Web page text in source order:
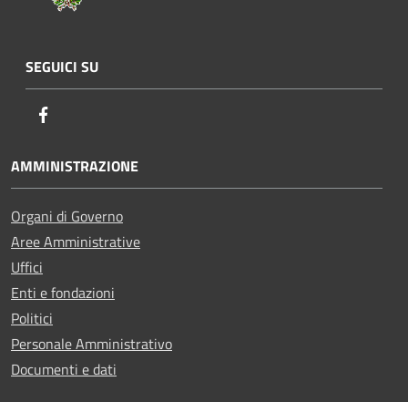
SEGUICI SU
AMMINISTRAZIONE
Organi di Governo
Aree Amministrative
Uffici
Enti e fondazioni
Politici
Personale Amministrativo
Documenti e dati